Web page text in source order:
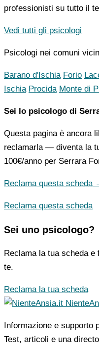
professionisti su tutto il
Vedi tutti gli psicologi
Psicologi nei comuni
Barano d'Ischia Forio
Ischia Procida Monte di
Sei lo psicologo di
Questa pagina è ancora
reclamarla — diventa la
100€/anno per Serrara
Reclama questa scheda
Reclama questa scheda
Sei uno psicologo?
Reclama la tua scheda
te.
Reclama la tua scheda
Informazione e supporto
Test, articoli e una